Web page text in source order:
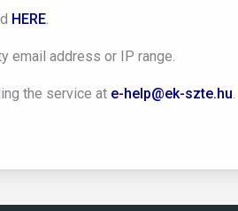
HERE.
email address or IP range.
the service at e-help@ek-szte.hu.